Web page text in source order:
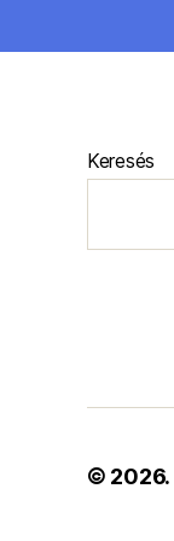
Keresés
© 2026.